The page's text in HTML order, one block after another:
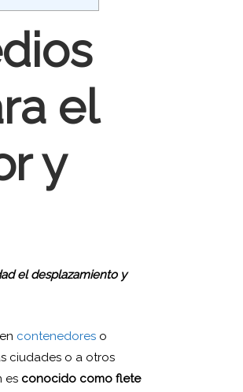
el
y
el desplazamiento y
en contenedores o
ciudades o a otros
es conocido como flete